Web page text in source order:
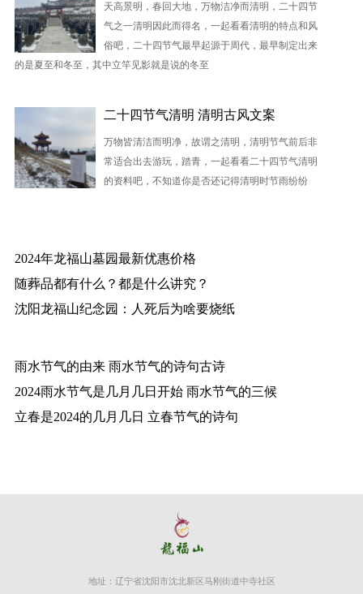
天高景明，春回大地，万物洁净而清明，二十四节
气之一清明因此而得名，一起看看清明的特点和风
俗吧，二十四节气最早起源于周代，最早制定出来
的是夏至和冬至，其中立竿见影就是说的冬至
二十四节气清明 清明古风文案
万物皆清洁而明净，故谓之清明，清明节气前后非
常适合出去游玩，踏青，一起看看二十四节气清明
的资料吧，不知道你是否还记得清明时节雨纷纷
2024年龙福山墓园最新优惠价格
随葬品都有什么？都是什么讲究？
沈阳龙福山纪念园：人死后为啥要烧纸
雨水节气的由来 雨水节气的诗句古诗
2024雨水节气是几月几日开始 雨水节气的三候
立春是2024的几月几日 立春节气的诗句
地址：辽宁省沈阳市沈北新区马刚街道中寺社区